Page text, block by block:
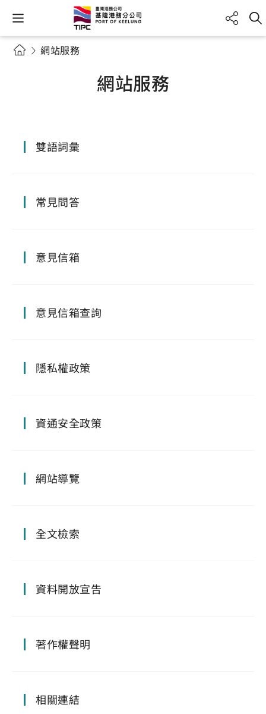
網站服務
網站服務
雙語詞彙
常見問答
意見信箱
意見信箱查詢
隱私權政策
資通安全政策
網站導覽
全文檢索
資料開放宣告
著作權聲明
相關連結